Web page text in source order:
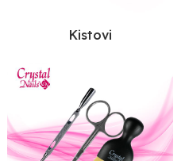
Kistovi